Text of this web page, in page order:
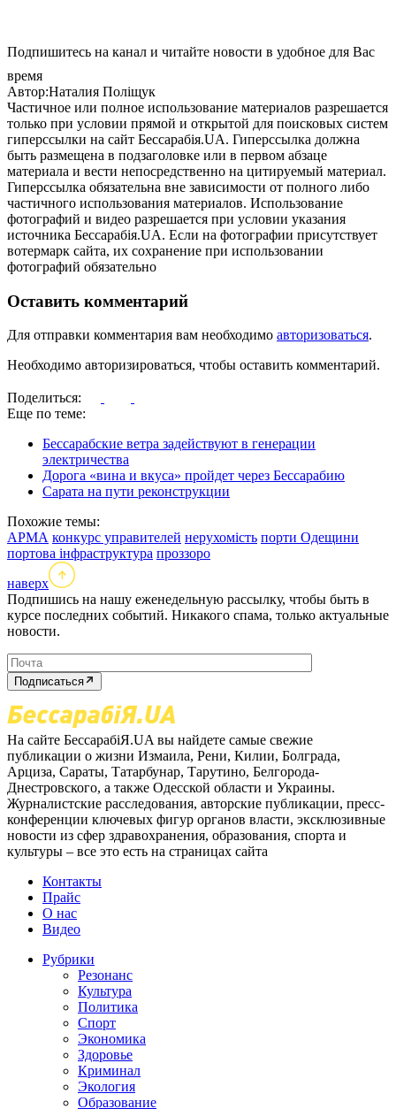
Подпишитесь на канал и читайте новости в удобное для Вас
время
Автор:Наталия Поліщук
Частичное или полное использование материалов разрешается
только при условии прямой и открытой для поисковых систем
гиперссылки на сайт Бессарабія.UA. Гиперссылка должна
быть размещена в подзаголовке или в первом абзаце
материала и вести непосредственно на цитируемый материал.
Гиперссылка обязательна вне зависимости от полного либо
частичного использования материалов. Использование
фотографий и видео разрешается при условии указания
источника Бессарабія.UA. Если на фотографии присутствует
вотермарк сайта, их сохранение при использовании
фотографий обязательно
Оставить комментарий
Для отправки комментария вам необходимо авторизоваться.
Необходимо авторизироваться, чтобы оставить комментарий.
Поделиться:
Еще по теме:
Бессарабские ветра задействуют в генерации
электричества
Дорога «вина и вкуса» пройдет через Бессарабию
Сарата на пути реконструкции
Похожие темы:
АРМА конкурс управителей нерухомість порти Одещини
портова інфраструктура проззоро
наверх
Подпишись на нашу еженедельную рассылку, чтобы быть в
курсе последних событий. Никакого спама, только актуальные
новости.
Подписаться
На сайте БессарабіЯ.UA вы найдете самые свежие
публикации о жизни Измаила, Рени, Килии, Болграда,
Арциза, Сараты, Татарбунар, Тарутино, Белгорода-
Днестровского, а также Одесской области и Украины.
Журналистские расследования, авторские публикации, пресс-
конференции ключевых фигур органов власти, эксклюзивные
новости из сфер здравохранения, образования, спорта и
культуры – все это есть на страницах сайта
Контакты
Прайс
О нас
Видео
Рубрики
Резонанс
Культура
Политика
Спорт
Экономика
Здоровье
Криминал
Экология
Образование